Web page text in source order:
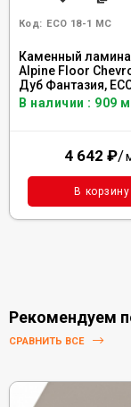
Код: ECO 18-1 MC
Каменный
Alpine Floor
Дуб Фантазия,
В наличии : 909
4 642 ₽/
В корзину
Рекомендуем
СРАВНИТЬ ВСЕ